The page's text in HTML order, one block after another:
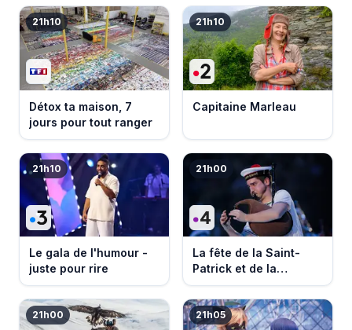
21h10
Détox ta maison, 7
jours pour tout ranger
21h10
Capitaine Marleau
21h10
Le gala de l'humour -
juste pour rire
21h00
La fête de la Saint-
Patrick et de la
Bretagne
21h00 21h05